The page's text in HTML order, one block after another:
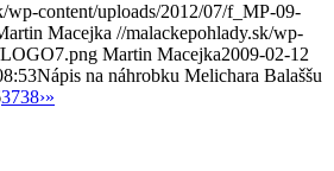
wp-content/uploads/2012/07/f_MP-09-
Macejka //malackepohlady.sk/wp-
Martin Macejka2009-02-12
Nápis na náhrobku Melichara Balaššu
3738›»